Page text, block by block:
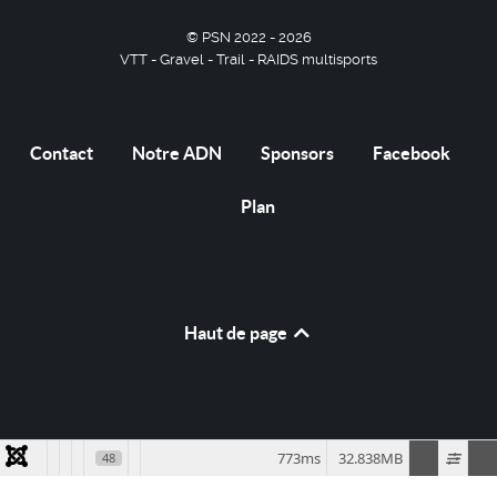
© PSN 2022 - 2026
VTT - Gravel - Trail - RAIDS multisports
Contact Notre ADN Sponsors Facebook
Plan
Haut de page
48 32.838MB
773ms